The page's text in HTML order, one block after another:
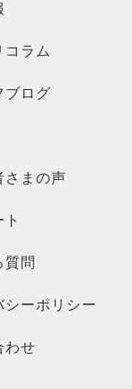
コラム
ブログ
さまの声
質問
シーポリシー
わせ